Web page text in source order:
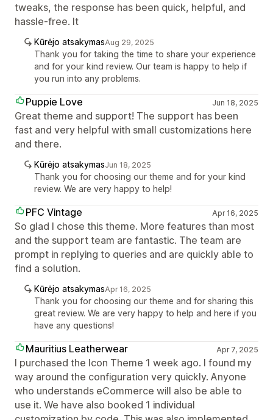
tweaks, the response has been quick, helpful, and
hassle-free. It
Kūrėjo atsakymasAug 29, 2025
Thank you for taking the time to share your experience
and for your kind review. Our team is happy to help if
you run into any problems.
Puppie Love Jun 18, 2025
Great theme and support! The support has been
fast and very helpful with small customizations here
and there.
Kūrėjo atsakymasJun 18, 2025
Thank you for choosing our theme and for your kind
review. We are very happy to help!
PFC Vintage Apr 16, 2025
So glad I chose this theme. More features than most
and the support team are fantastic. The team are
prompt in replying to queries and are quickly able to
find a solution.
Kūrėjo atsakymasApr 16, 2025
Thank you for choosing our theme and for sharing this
great review. We are very happy to help and here if you
have any questions!
Mauritius Leatherwear Apr 7, 2025
I purchased the Icon Theme 1 week ago. I found my
way around the configuration very quickly. Anyone
who understands eCommerce will also be able to
use it. We have also booked 1 individual